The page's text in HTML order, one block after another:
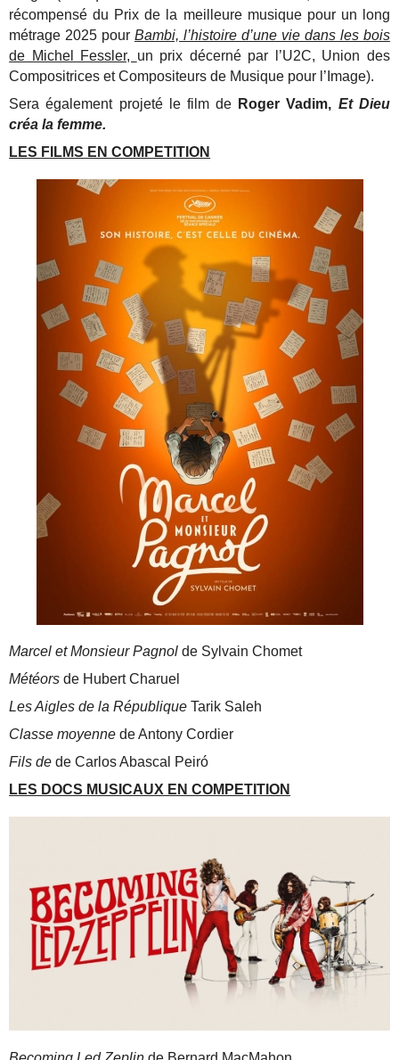
récompensé du Prix de la meilleure musique pour un long
métrage 2025 pourBambi, l’histoire d’une vie dans les bois
de Michel Fessler, un prix décerné par l’U2C, Union des
Compositrices et Compositeurs de Musique pour l’Image).
Sera également projeté le film de Roger Vadim, Et Dieu
créa la femme.
LES FILMS EN COMPETITION
Marcel et Monsieur Pagnol de Sylvain Chomet
Météors de Hubert Charuel
Les Aigles de la République Tarik Saleh
Classe moyennede Antony Cordier
Fils de de Carlos Abascal Peiró
LES DOCS MUSICAUX EN COMPETITION